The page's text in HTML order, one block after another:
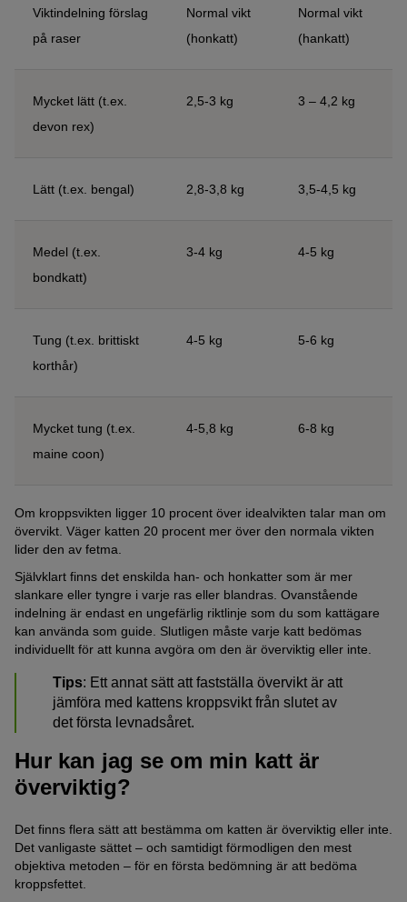
Viktindelning förslag
på raser
Normal vikt
(honkatt)
Normal vikt
(hankatt)
Mycket lätt (t.ex.
devon rex)
2,5-3 kg 3 – 4,2 kg
Lätt (t.ex. bengal) 2,8-3,8 kg 3,5-4,5 kg
Medel (t.ex.
bondkatt)
3-4 kg 4-5 kg
Tung (t.ex. brittiskt
korthår)
4-5 kg 5-6 kg
Mycket tung (t.ex.
maine coon)
4-5,8 kg 6-8 kg
Om kroppsvikten ligger 10 procent över idealvikten talar man om
övervikt. Väger katten 20 procent mer över den normala vikten
lider den av fetma.
Självklart finns det enskilda han- och honkatter som är mer
slankare eller tyngre i varje ras eller blandras. Ovanstående
indelning är endast en ungefärlig riktlinje som du som kattägare
kan använda som guide. Slutligen måste varje katt bedömas
individuellt för att kunna avgöra om den är överviktig eller inte.
Tips: Ett annat sätt att fastställa övervikt är att
jämföra med kattens kroppsvikt från slutet av
det första levnadsåret.
Hur kan jag se om min katt är
överviktig?
Det finns flera sätt att bestämma om katten är överviktig eller inte.
Det vanligaste sättet – och samtidigt förmodligen den mest
objektiva metoden – för en första bedömning är att bedöma
kroppsfettet.